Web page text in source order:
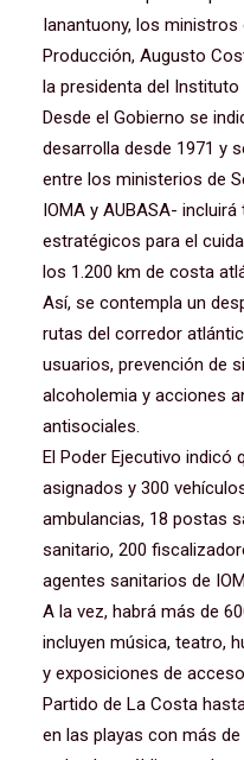
Ianantuony, los ministros
Producción, Augusto
la presidenta del Instituto
Desde el Gobierno se
desarrolla desde 1971 y
entre los ministerios de
IOMA y AUBASA-
estratégicos para el
los 1.200 km de costa
Así, se contempla un
rutas del corredor
usuarios, prevención de
alcoholemia y acciones
antisociales.
El Poder Ejecutivo indicó
asignados y 300
ambulancias, 18 postas
sanitario, 200
agentes sanitarios de
A la vez, habrá más de
incluyen música, teatro,
y exposiciones de
Partido de La Costa
en las playas con más